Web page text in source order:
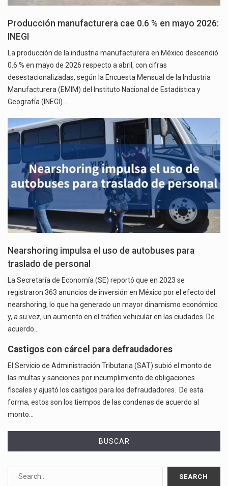
Producción manufacturera cae 0.6 % en mayo 2026:
INEGI
La producción de la industria manufacturera en México descendió
0.6 % en mayo de 2026 respecto a abril, con cifras
desestacionalizadas, según la Encuesta Mensual de la Industria
Manufacturera (EMIM) del Instituto Nacional de Estadística y
Geografía (INEGI).…
Nearshoring impulsa el uso de autobuses para
traslado de personal
La Secretaría de Economía (SE) reportó que en 2023 se
registraron 363 anuncios de inversión en México por el efecto del
nearshoring, lo que ha generado un mayor dinamismo económico
y, a su vez, un aumento en el tráfico vehicular en las ciudades. De
acuerdo…
Castigos con cárcel para defraudadores
El Servicio de Administración Tributaria (SAT) subió el monto de
las multas y sanciones por incumplimiento de obligaciones
fiscales y ajustó los castigos para los defraudadores. De esta
forma, estos son los tiempos de las condenas de acuerdo al
monto…
BUSCAR